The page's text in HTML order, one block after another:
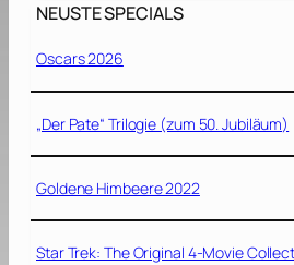
NEUSTE SPECIALS
Oscars 2026
„Der Pate“ Trilogie (zum 50. Jubiläum)
Goldene Himbeere 2022
Star Trek: The Original 4-Movie